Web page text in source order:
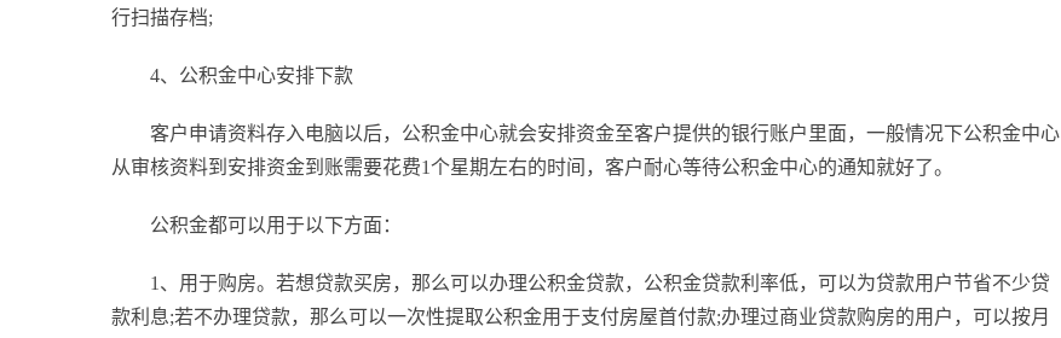
行扫描存档;
4、公积金中心安排下款
客户申请资料存入电脑以后，公积金中心就会安排资金至客户提供的银行账户里面，一般情况下公积金中心
从审核资料到安排资金到账需要花费1个星期左右的时间，客户耐心等待公积金中心的通知就好了。
公积金都可以用于以下方面：
1、用于购房。若想贷款买房，那么可以办理公积金贷款，公积金贷款利率低，可以为贷款用户节省不少贷
款利息;若不办理贷款，那么可以一次性提取公积金用于支付房屋首付款;办理过商业贷款购房的用户，可以按月